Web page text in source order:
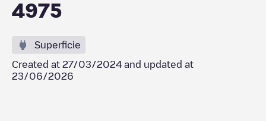
4975
Superficie
Created at 27/03/2024 and updated at
23/06/2026